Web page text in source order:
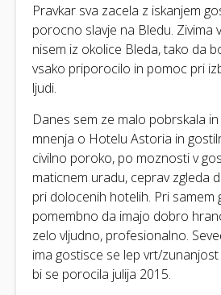
Pravkar sva zacela z iskanjem
porocno slavje na Bledu. Zivima
nisem iz okolice Bleda, tako da
vsako priporocilo in pomoc pri
ljudi.
Danes sem ze malo pobrskala
mnenja o Hotelu Astoria in
civilno poroko, po moznosti v
maticnem uradu, ceprav zgleda
pri dolocenih hotelih. Pri samem
pomembno da imajo dobro
zelo vljudno, profesionalno.
ima gostisce se lep vrt/
bi se porocila julija 2015.